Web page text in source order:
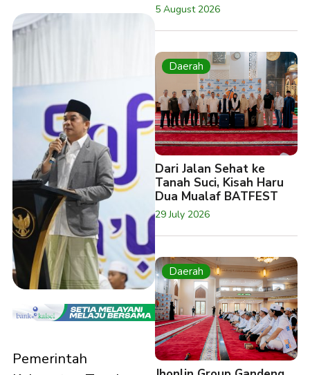
Pemerintah
5 August 2026
Daerah
Dari Jalan Sehat ke
Tanah Suci, Kisah Haru
Dua Mualaf BATFEST
29 July 2026
Daerah